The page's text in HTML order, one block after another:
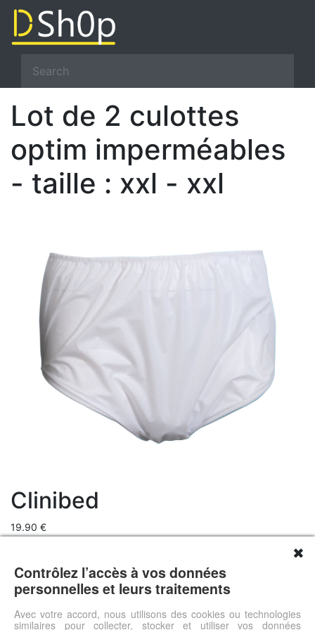
Lot de 2 culottes
optim imperméables
- taille : xxl - xxl
Clinibed
19.90 €
Grande imperméabilitéFinitions élastiques à la taille et au niveau
des jambes pour éviter les fuitesEn PVC soupleLavables et
réutilisablesPlusieurs tailles disponiblesConditionnement : lot de
2 culottes
✖
Contrôlez l’accès à vos données
personnelles et leurs traitements
Avec votre accord, nous utilisons des cookies ou technologies
similaires pour collecter, stocker et utiliser vos données